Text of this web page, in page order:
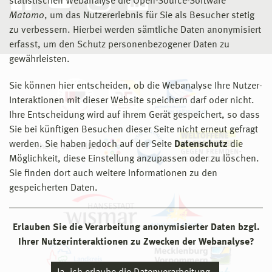
Matomo, um das Nutzererlebnis für Sie als Besucher stetig
zu verbessern. Hierbei werden sämtliche Daten anonymisiert
erfasst, um den Schutz personenbezogener Daten zu
gewährleisten.
Sie können hier entscheiden, ob die Webanalyse Ihre Nutzer-
Interaktionen mit dieser Website speichern darf oder nicht.
Ihre Entscheidung wird auf ihrem Gerät gespeichert, so dass
Sie bei künftigen Besuchen dieser Seite nicht erneut gefragt
werden. Sie haben jedoch auf der Seite Datenschutz die
Möglichkeit, diese Einstellung anzupassen oder zu löschen.
Sie finden dort auch weitere Informationen zu den
gespeicherten Daten.
Erlauben Sie die Verarbeitung anonymisierter Daten bzgl.
Ihrer Nutzerinteraktionen zu Zwecken der Webanalyse?